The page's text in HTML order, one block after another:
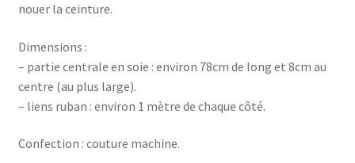
nouer la ceinture.
Dimensions :
– partie centrale en soie : environ 78cm de long et 8cm au
centre (au plus large).
– liens ruban : environ 1 mètre de chaque côté.
Confection : couture machine.